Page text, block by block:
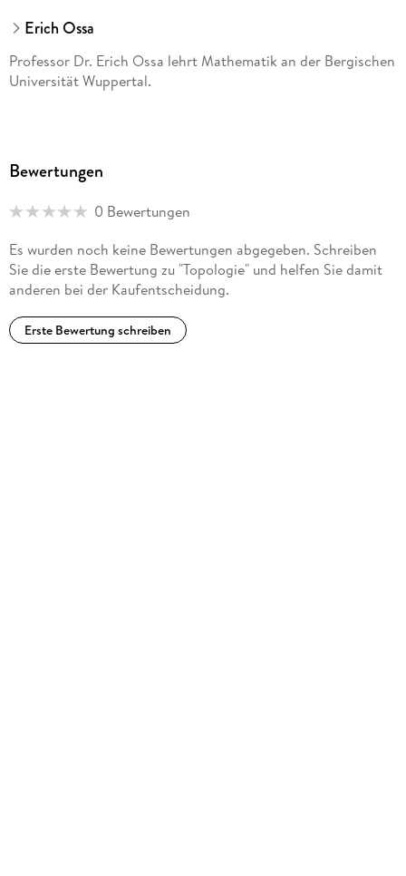
Erich Ossa
Professor Dr. Erich Ossa lehrt Mathematik an der Bergischen
Universität Wuppertal.
Bewertungen
0 Bewertungen
Es wurden noch keine Bewertungen abgegeben. Schreiben
Sie die erste Bewertung zu "Topologie" und helfen Sie damit
anderen bei der Kaufentscheidung.
Erste Bewertung schreiben